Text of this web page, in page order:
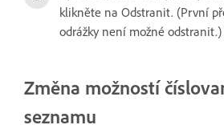
klikněte na Odstranit. (První
odrážky není možné odstranit.)
Změna možností
seznamu